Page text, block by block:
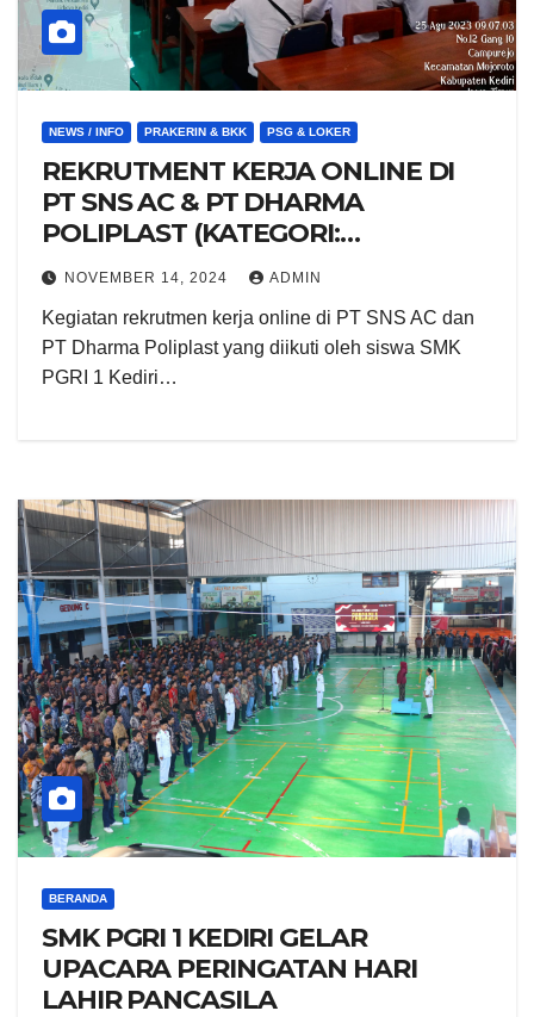
NEWS / INFO PRAKERIN & BKK PSG & LOKER
REKRUTMENT KERJA ONLINE DI
PT SNS AC & PT DHARMA
POLIPLAST (KATEGORI:
REKRUTMENT KERJA)
NOVEMBER 14, 2024 ADMIN
Kegiatan rekrutmen kerja online di PT SNS AC dan
PT Dharma Poliplast yang diikuti oleh siswa SMK
PGRI 1 Kediri…
BERANDA
SMK PGRI 1 KEDIRI GELAR
UPACARA PERINGATAN HARI
LAHIR PANCASILA